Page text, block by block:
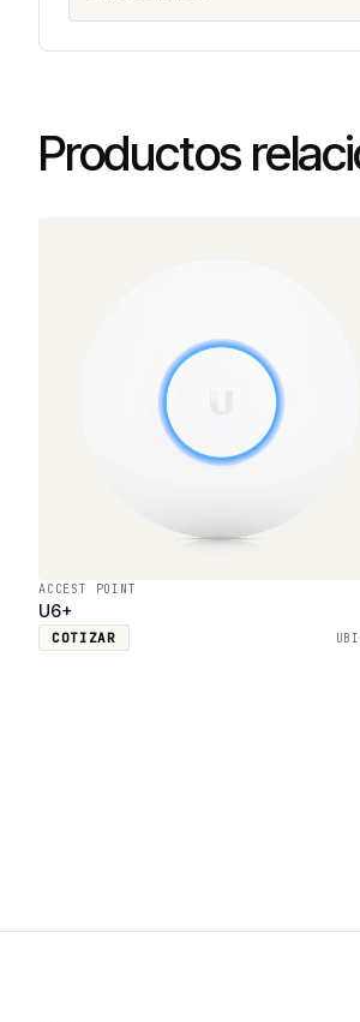
Productos
ACCEST POINT
U6+
COTIZAR